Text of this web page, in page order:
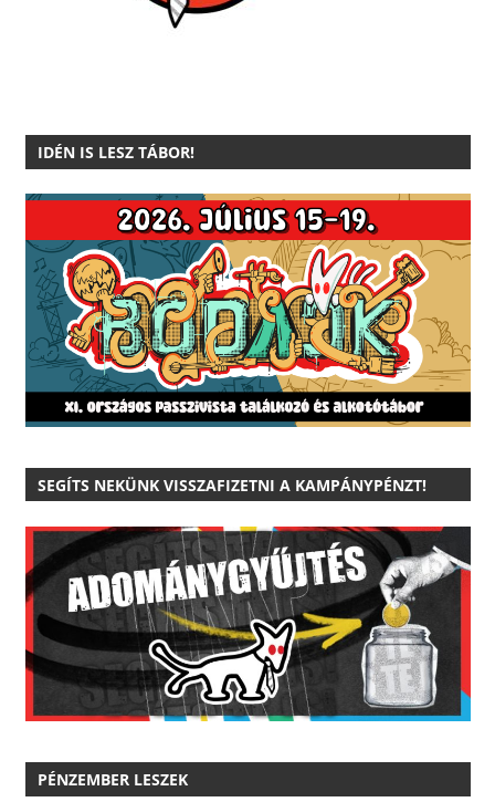
IDÉN IS LESZ TÁBOR!
SEGÍTS NEKÜNK VISSZAFIZETNI A KAMPÁNYPÉNZT!
PÉNZEMBER LESZEK